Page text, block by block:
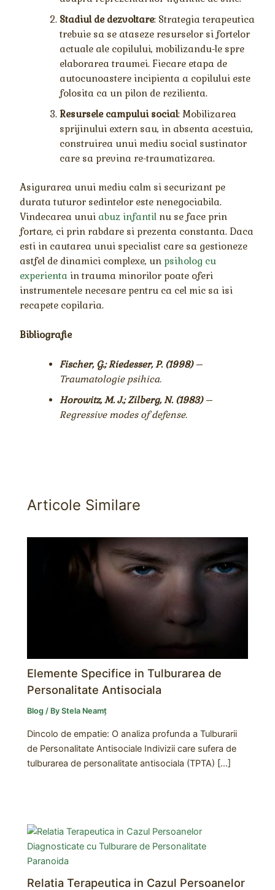
Stadiul de dezvoltare: Strategia terapeutica
trebuie sa se ataseze resurselor si fortelor
actuale ale copilului, mobilizandu-le spre
elaborarea traumei. Fiecare etapa de
autocunoastere incipienta a copilului este
folosita ca un pilon de rezilienta.
Resursele campului social: Mobilizarea
sprijinului extern sau, in absenta acestuia,
construirea unui mediu social sustinator
care sa previna re-traumatizarea.
Asigurarea unui mediu calm si securizant pe
durata tuturor sedintelor este nenegociabila.
Vindecarea unui abuz infantil nu se face prin
fortare, ci prin rabdare si prezenta constanta. Daca
esti in cautarea unui specialist care sa gestioneze
astfel de dinamici complexe, un psiholog cu
experienta in trauma minorilor poate oferi
instrumentele necesare pentru ca cel mic sa isi
recapete copilaria.
Bibliografie
Fischer, G.; Riedesser, P. (1998)–
Traumatologie psihica.
Horowitz, M. J.; Zilberg, N. (1983)–
Regressive modes of defense.
Articole Similare
Elemente Specifice in Tulburarea de
Personalitate Antisociala
Blog / ByStela Neamț
Dincolo de empatie: O analiza profunda a Tulburarii
de Personalitate Antisociale Indivizii care sufera de
tulburarea de personalitate antisociala (TPTA) […]
Relatia Terapeutica in Cazul Persoanelor